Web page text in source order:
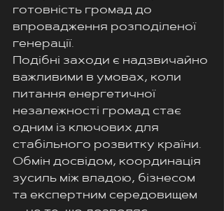
готовність громад до
впровадження розподіленої
генерації.
Подібні заходи є надзвичайно
важливими в умовах, коли
питання енергетичної
незалежності громад стає
одним із ключових для
стабільного розвитку країни.
Обмін досвідом, координація
зусиль між владою, бізнесом
та експертним середовищем